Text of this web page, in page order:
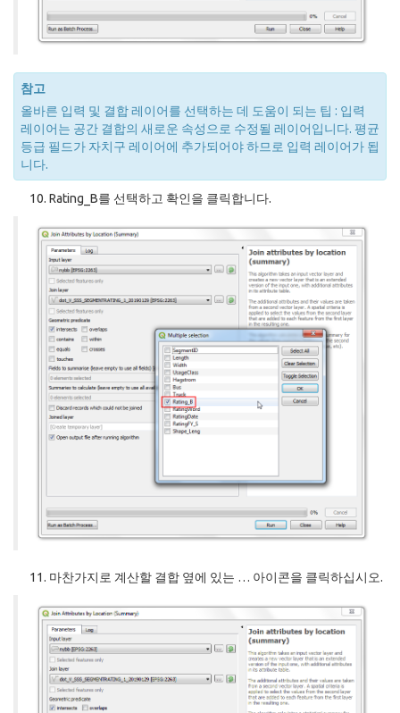
참고
올바른 입력 및 결합 레이어를 선택하는 데 도움이 되는 팁 : 입력
레이어는 공간 결합의 새로운 속성으로 수정될 레이어입니다. 평균
등급 필드가 자치구 레이어에 추가되어야 하므로 입력 레이어가 됩
니다.
Rating_B를 선택하고 확인을 클릭합니다.
마찬가지로 계산할 결합 옆에 있는 … 아이콘을 클릭하십시오.